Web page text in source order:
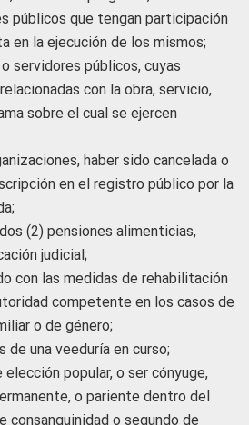
públicos que tengan participación
en la ejecución de los mismos;
servidores públicos, cuyas
con la obra, servicio,
sobre el cual se ejercen
haber sido cancelada o
en el registro público por la
(2) pensiones alimenticias,
judicial;
con las medidas de rehabilitación
competente en los casos de
o de género;
de una veeduría en curso;
elección popular, o ser cónyuge,
o pariente dentro del
consanguinidad o segundo de